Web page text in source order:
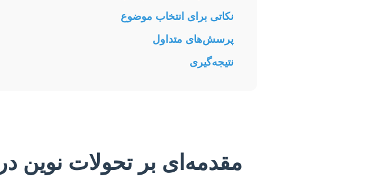
نکاتی برای انتخاب موضوع
پرسش‌های متداول
نتیجه‌گیری
مقدمه‌ای بر تحولات نوین